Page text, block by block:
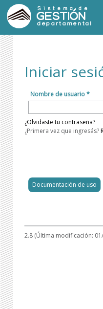
Sistema de
GESTIÓN
departamental
Iniciar
Nombre de usuario *
¿Olvidaste tu contraseña?
¿Primera vez que ingresás?
Documentación de uso
2.8 (Última modificación: